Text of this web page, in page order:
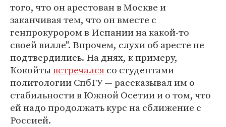
того, что он арестован в Москве и
заканчивая тем, что он вместе с
генпрокурором в Испании на какой-то
своей вилле". Впрочем, слухи об аресте не
подтвердились. На днях, к примеру,
Кокойтывстречалсясо студентами
политологии СпбГУ — рассказывал им о
стабильности в Южной Осетии и о том, что
ей надо продолжать курс на сближение с
Россией.